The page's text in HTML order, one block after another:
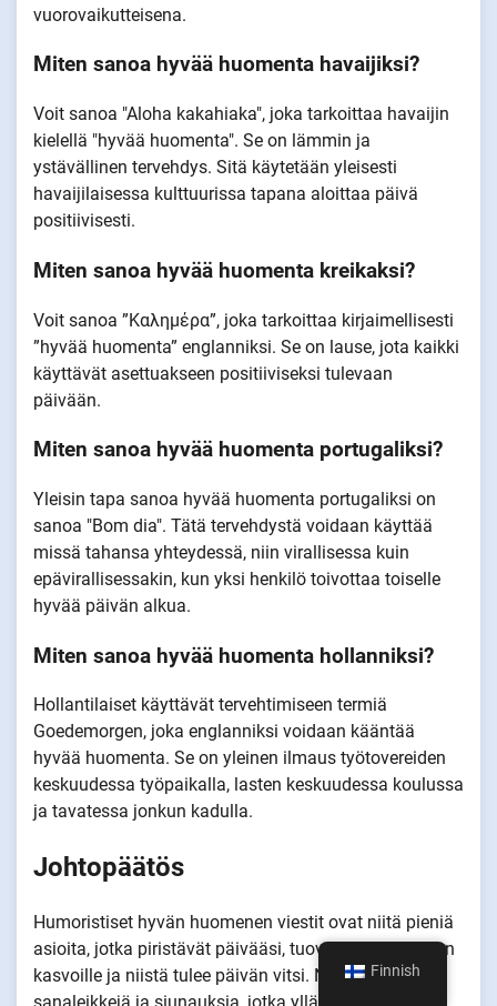
vuorovaikutteisena.
Miten sanoa hyvää huomenta havaijiksi?
Voit sanoa "Aloha kakahiaka", joka tarkoittaa havaijin
kielellä "hyvää huomenta". Se on lämmin ja
ystävällinen tervehdys. Sitä käytetään yleisesti
havaijilaisessa kulttuurissa tapana aloittaa päivä
positiivisesti.
Miten sanoa hyvää huomenta kreikaksi?
Voit sanoa ”Καλημέρα”, joka tarkoittaa kirjaimellisesti
”hyvää huomenta” englanniksi. Se on lause, jota kaikki
käyttävät asettuakseen positiiviseksi tulevaan
päivään.
Miten sanoa hyvää huomenta portugaliksi?
Yleisin tapa sanoa hyvää huomenta portugaliksi on
sanoa "Bom dia". Tätä tervehdystä voidaan käyttää
missä tahansa yhteydessä, niin virallisessa kuin
epävirallisessakin, kun yksi henkilö toivottaa toiselle
hyvää päivän alkua.
Miten sanoa hyvää huomenta hollanniksi?
Hollantilaiset käyttävät tervehtimiseen termiä
Goedemorgen, joka englanniksi voidaan kääntää
hyvää huomenta. Se on yleinen ilmaus työtovereiden
keskuudessa työpaikalla, lasten keskuudessa koulussa
ja tavatessa jonkun kadulla.
Johtopäätös
Humoristiset hyvän huomenen viestit ovat niitä pieniä
asioita, jotka piristävät päivääsi, tuovat hymyn jonkun
kasvoille ja niistä tulee päivän vitsi. Ne ovat vitsejä,
Finnish